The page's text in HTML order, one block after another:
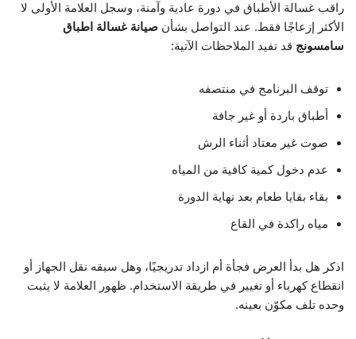
راقب غسالة الأطباق في دورة عادية وآمنة، وسجل العلامة الأولى لا
الأكثر إزعاجًا فقط. عند التواصل بشأن صيانة غسالة اطباق
سامسونج قد تفيد الملاحظات الآتية:
توقف البرنامج في منتصفه
أطباق باردة أو غير جافة
صوت غير معتاد أثناء الرش
عدم دخول كمية كافية من المياه
بقاء بقايا طعام بعد نهاية الدورة
مياه راكدة في القاع
اذكر هل بدأ العرض فجأة أم ازداد تدريجيًا، وهل سبقه نقل الجهاز أو
انقطاع كهرباء أو تغيير في طريقة الاستخدام. ظهور العلامة لا يثبت
وحده تلف مكوّن بعينه.